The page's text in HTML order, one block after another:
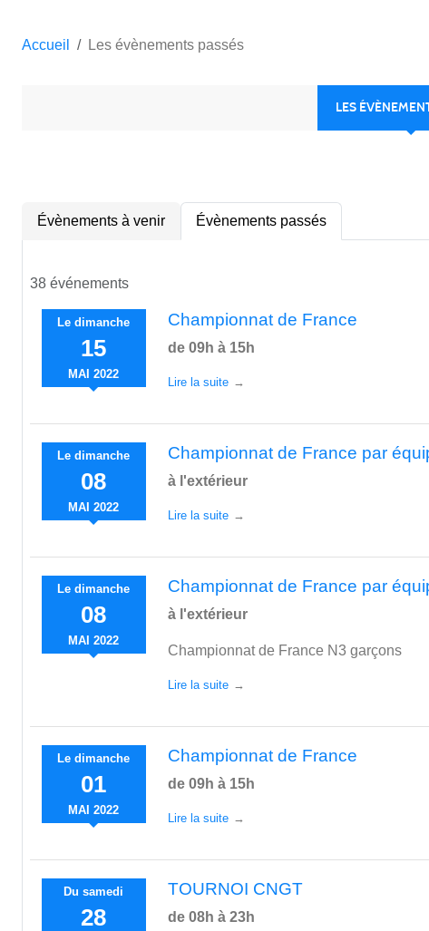
Accueil Les évènements passés
LES
Évènements à venir Évènements passés
38 événements
Ledimanche
15
MAI 2022
Championnat de France
de 09h à 15h
Lire la suite
Ledimanche
08
MAI 2022
Championnat de France par
à l'extérieur
Lire la suite
Ledimanche
08
MAI 2022
Championnat de France par
à l'extérieur
Championnat de France N3 garçons
Lire la suite
Ledimanche
01
MAI 2022
Championnat de France
de 09h à 15h
Lire la suite
Dusamedi
28
TOURNOI CNGT
de 08h à 23h